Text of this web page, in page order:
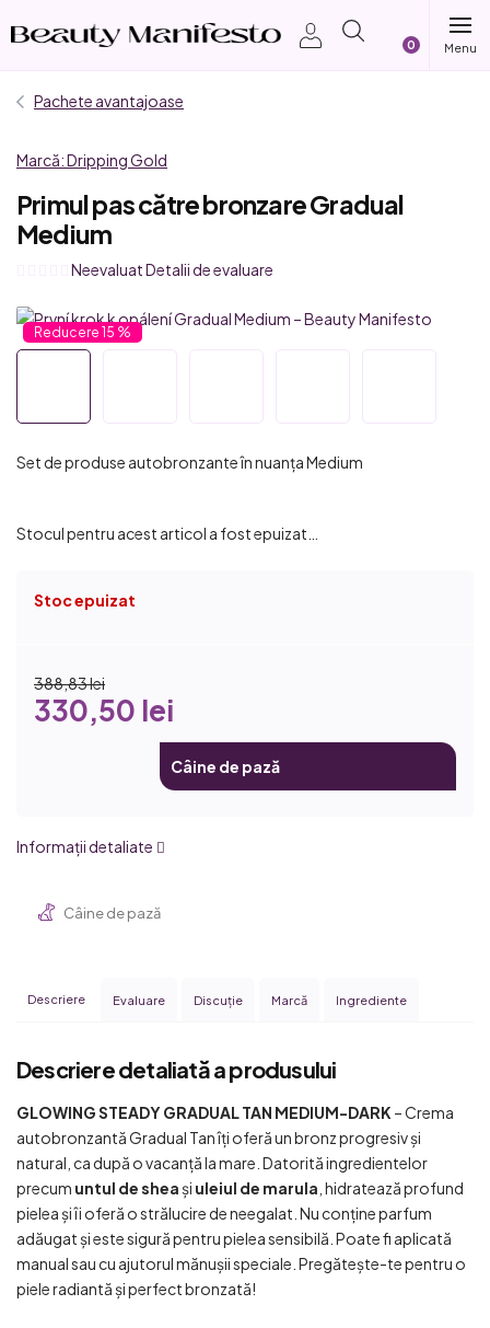
Pachete avantajoase
Marcă:Dripping Gold
Primul pas către bronzare Gradual
Medium
Evaluarea
a
produsului
din
stele.
NeevaluatDetalii de evaluare
15 %
Set de produse autobronzante în nuanța Medium
Stocul pentru acest articol a fost epuizat…
Stoc epuizat
388,83 lei
330,50 lei
Câine de pază
Informaţii detaliate
Câine de pază
Descriere Evaluare Discuţie Marcă Ingrediente
Descriere detaliată a produsului
GLOWING STEADY GRADUAL TAN MEDIUM-DARK – Crema
autobronzantă Gradual Tan îți oferă un bronz progresiv și
natural, ca după o vacanță la mare. Datorită ingredientelor
precum untul de sheași uleiul de marula , hidratează profund
pielea și îi oferă o strălucire de neegalat. Nu conține parfum
adăugat și este sigură pentru pielea sensibilă. Poate fi aplicată
manual sau cu ajutorul mănușii speciale. Pregătește-te pentru o
piele radiantă și perfect bronzată!